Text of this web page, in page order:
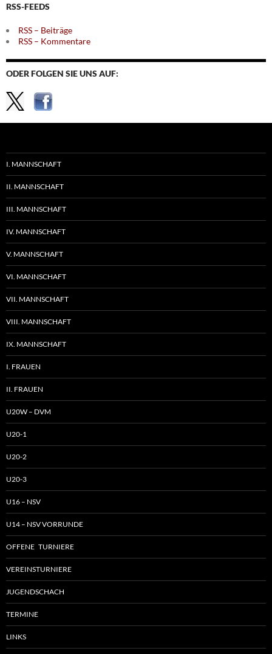
RSS-FEEDS
RSS – Beiträge
RSS – Kommentare
ODER FOLGEN SIE UNS AUF:
I. MANNSCHAFT
II. MANNSCHAFT
III. MANNSCHAFT
IV. MANNSCHAFT
V. MANNSCHAFT
VI. MANNSCHAFT
VII. MANNSCHAFT
VIII. MANNSCHAFT
IX. MANNSCHAFT
I. FRAUEN
II. FRAUEN
U20W – DVM
U20-1
U20-2
U20-3
U16 – NSV
U14 – NSV VORRUNDE
OFFENE TURNIERE
VEREINSTURNIERE
JUGENDSCHACH
TERMINE
LINKS